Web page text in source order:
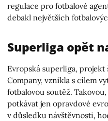
regulace pro fotbalové
debakl největších
Superliga opět
Evropská superliga, projekt
Company, vznikla s cílem
fotbalovou soutěž.
potkávat jen opravdové
v důsledku návštěvnosti,